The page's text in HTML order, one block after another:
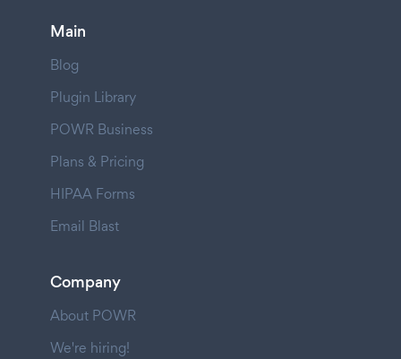
Main
Blog
Plugin Library
POWR Business
Plans & Pricing
HIPAA Forms
Email Blast
Company
About POWR
We're hiring!